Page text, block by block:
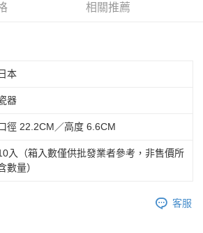
相關推薦
日本
器
徑 22.2CM／高度 6.6CM
入（箱入數僅供批發業者參考，非售價所
數量）
客服